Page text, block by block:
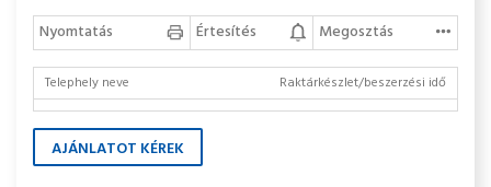
Nyomtatás
Értesítés Megosztás
Telephely neve Raktárkészlet/beszerzési idő
AJÁNLATOT KÉREK